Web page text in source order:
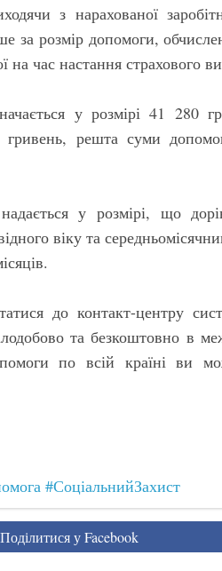
з нарахованої
за розмір допомоги,
на час настання страхового
у розмірі 41 280
решта суми
у розмірі, що
віку та
до контакт-центру
та безкоштовно в
по всій країні ви
#СоціальнийЗахист
Поділитися у Facebook